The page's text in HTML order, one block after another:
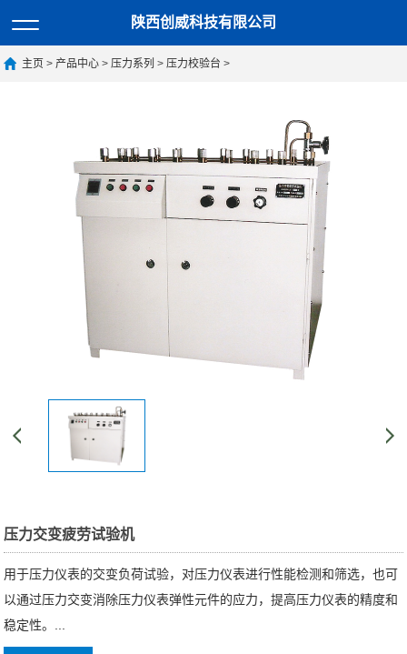
陕西创威科技有限公司
主页 >产品中心 >压力系列 >压力校验台 >
压力交变疲劳试验机
用于压力仪表的交变负荷试验，对压力仪表进行性能检测和筛选，也可
以通过压力交变消除压力仪表弹性元件的应力，提高压力仪表的精度和
稳定性。...